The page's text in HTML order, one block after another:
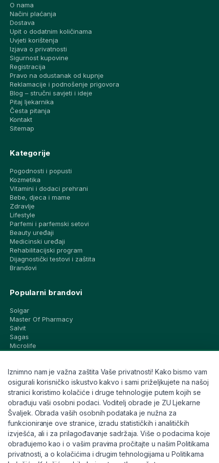
O nama
Načini plaćanja
Dostava
Upit o dodatnim količinama
Uvjeti korištenja
Izjava o privatnosti
Sigurnost kupovine
Registracija
Pravo na odustanak od kupnje
Reklamacije i podnošenje prigovora
Blog – stručni savjeti i ideje
Pitaj ljekarnika
Česta pitanja
Kontakt
Sitemap
Kategorije
Pogodnosti i popusti
Kozmetika
Vitamini i dodaci prehrani
Bebe, djeca i mame
Zdravlje
Lifestyle
Parfemi i parfemski setovi
Beauty uređaji
Medicinski uređaji
Rehabilitacijski program
Dijagnostički testovi i zaštita
Brandovi
Popularni brandovi
Solgar
Master Of Pharmacy
Salvit
Sagas
Microlife
CeraVe
Eucerin
Avene
Bioderma
Svi brandovi
Info
Trebate pomoć ili imate pitanja?
Iznimno nam je važna zaštita Vaše privatnosti! Kako bismo vam
osigurali korisničko iskustvo kakvo i sami priželjkujete na našoj
stranici koristimo kolačiće i druge tehnologije putem kojih se
obrađuju vaši osobni podaci. Voditelj obrade je ZU Ljekarne
Švaljek. Obrada vaših osobnih podataka je nužna za
funkcioniranje ove stranice, izradu statističkih i analitičkih
izvješća, ali i za prilagođavanje sadržaja. Više o podacima koje
obrađujemo kao i o vašim pravima pročitajte u našim Politikama
privatnosti, a o kolačićima i drugim tehnologijama u Politikama